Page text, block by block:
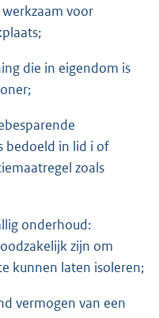
voor
die in eigendom is
bedoeld in lid i of
zoals
onderhoud:
zijn om
kunnen laten isoleren;
vermogen van een